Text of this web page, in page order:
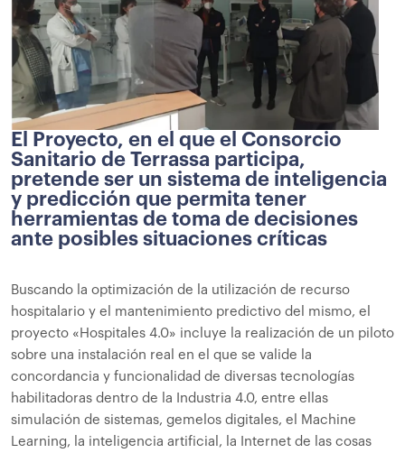
El Proyecto, en el que el Consorcio
Sanitario de Terrassa participa,
pretende ser un sistema de inteligencia
y predicción que permita tener
herramientas de toma de decisiones
ante posibles situaciones críticas
Buscando la optimización de la utilización de recurso
hospitalario y el mantenimiento predictivo del mismo, el
proyecto «Hospitales 4.0» incluye la realización de un piloto
sobre una instalación real en el que se valide la
concordancia y funcionalidad de diversas tecnologías
habilitadoras dentro de la Industria 4.0, entre ellas
simulación de sistemas, gemelos digitales, el Machine
Learning, la inteligencia artificial, la Internet de las cosas